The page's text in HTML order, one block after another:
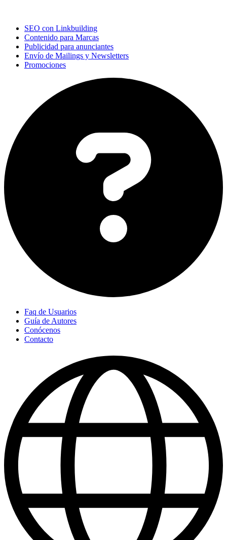
SEO con Linkbuilding
Contenido para Marcas
Publicidad para anunciantes
Envío de Mailings y Newsletters
Promociones
Faq de Usuarios
Guía de Autores
Conócenos
Contacto